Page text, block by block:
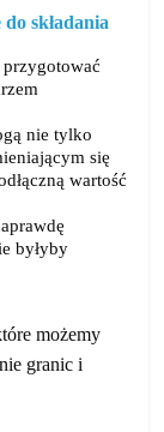
składania
nie tylko
się
wartość
byłyby
możemy
granic i